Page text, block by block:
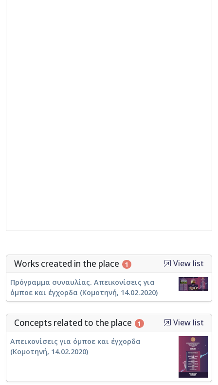
Works created in the place 1 View list
Πρόγραμμα συναυλίας. Απεικονίσεις για
όμποε και έγχορδα (Κομοτηνή, 14.02.2020)
Concepts related to the place 1 View list
Απεικονίσεις για όμποε και έγχορδα
(Κομοτηνή, 14.02.2020)